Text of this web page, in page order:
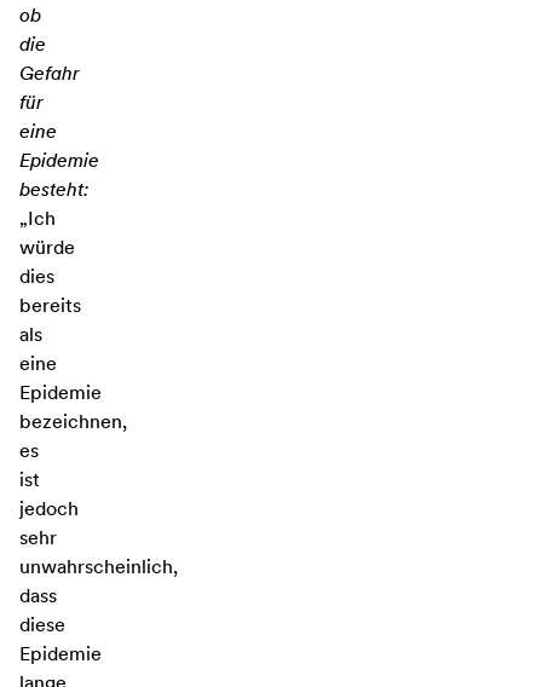
ob
die
Gefahr
für
eine
Epidemie
besteht:
„Ich
würde
dies
bereits
als
eine
Epidemie
bezeichnen,
es
ist
jedoch
sehr
unwahrscheinlich,
dass
diese
Epidemie